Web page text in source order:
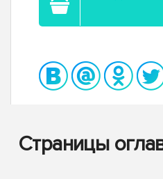
Страницы